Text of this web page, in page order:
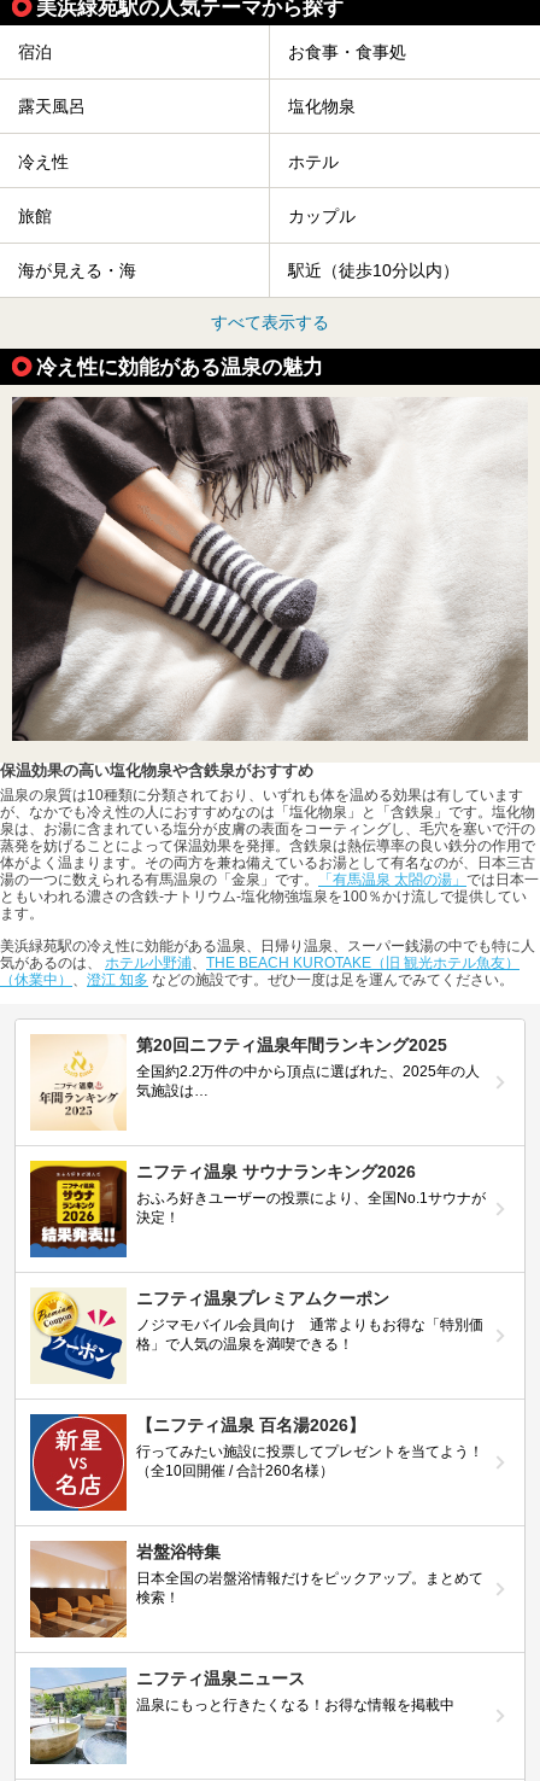
美浜緑苑駅の人気テーマから探す
宿泊 お食事・食事処
露天風呂 塩化物泉
冷え性 ホテル
旅館 カップル
海が見える・海 駅近（徒歩10分以内）
すべて表示する
冷え性に効能がある温泉の魅力
保温効果の高い塩化物泉や含鉄泉がおすすめ
温泉の泉質は10種類に分類されており、いずれも体を温める効果は有しています
が、なかでも冷え性の人におすすめなのは「塩化物泉」と「含鉄泉」です。塩化物
泉は、お湯に含まれている塩分が皮膚の表面をコーティングし、毛穴を塞いで汗の
蒸発を妨げることによって保温効果を発揮。含鉄泉は熱伝導率の良い鉄分の作用で
体がよく温まります。その両方を兼ね備えているお湯として有名なのが、日本三古
湯の一つに数えられる有馬温泉の「金泉」です。
「有馬温泉 太閤の湯」 では日本一
ともいわれる濃さの含鉄-ナトリウム-塩化物強塩泉を100％かけ流しで提供してい
ます。
美浜緑苑駅の冷え性に効能がある温泉、日帰り温泉、スーパー銭湯の中でも特に人
気があるのは、 ホテル小野浦、 THE BEACH KUROTAKE（旧 観光ホテル魚友）
（休業中） 、 澄江 知多 などの施設です。ぜひ一度は足を運んでみてください。
第20回ニフティ温泉年間ランキング2025
全国約2.2万件の中から頂点に選ばれた、2025年の人
気施設は…
ニフティ温泉 サウナランキング2026
おふろ好きユーザーの投票により、全国No.1サウナが
決定！
ニフティ温泉プレミアムクーポン
ノジマモバイル会員向け 通常よりもお得な「特別価
格」で人気の温泉を満喫できる！
【ニフティ温泉 百名湯2026】
行ってみたい施設に投票してプレゼントを当てよう！
（全10回開催 / 合計260名様）
岩盤浴特集
日本全国の岩盤浴情報だけをピックアップ。まとめて
検索！
ニフティ温泉ニュース
温泉にもっと行きたくなる！お得な情報を掲載中